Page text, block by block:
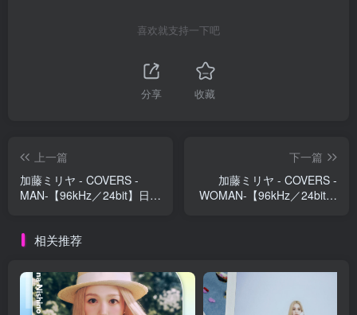
喜欢就支持一下吧
分享 收藏
上一篇
加藤ミリヤ - COVERS -
MAN-【96kHz／24bit】日本
下一篇
加藤ミリヤ - COVERS -
WOMAN-【96kHz／24bit】
相关推荐